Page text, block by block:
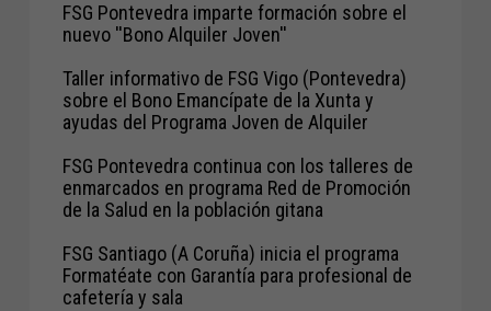
FSG Pontevedra imparte formación sobre el
nuevo ''Bono Alquiler Joven''
Taller informativo de FSG Vigo (Pontevedra)
sobre el Bono Emancípate de la Xunta y
ayudas del Programa Joven de Alquiler
FSG Pontevedra continua con los talleres de
enmarcados en programa Red de Promoción
de la Salud en la población gitana
FSG Santiago (A Coruña) inicia el programa
Formatéate con Garantía para profesional de
cafetería y sala